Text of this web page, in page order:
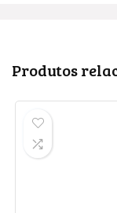
Produtos